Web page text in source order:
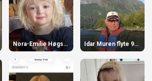
Nora-Emilie Høgstøyl-Torvik 3 år Idar Muren flyte 90 år den 29. april!